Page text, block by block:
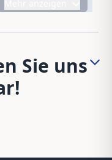
Sie uns